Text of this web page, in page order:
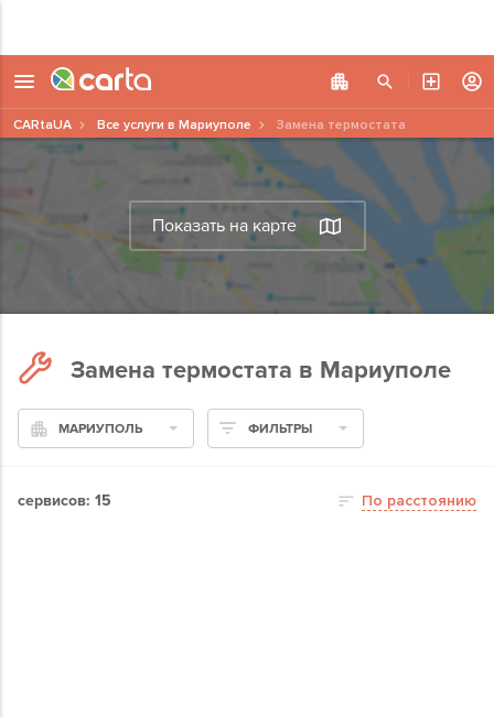
Показать на карте
CARtaUA Все услуги в Мариуполе Замена термостата
Замена термостата в Мариуполе
МАРИУПОЛЬ ФИЛЬТРЫ
сервисов: 15 По расстоянию